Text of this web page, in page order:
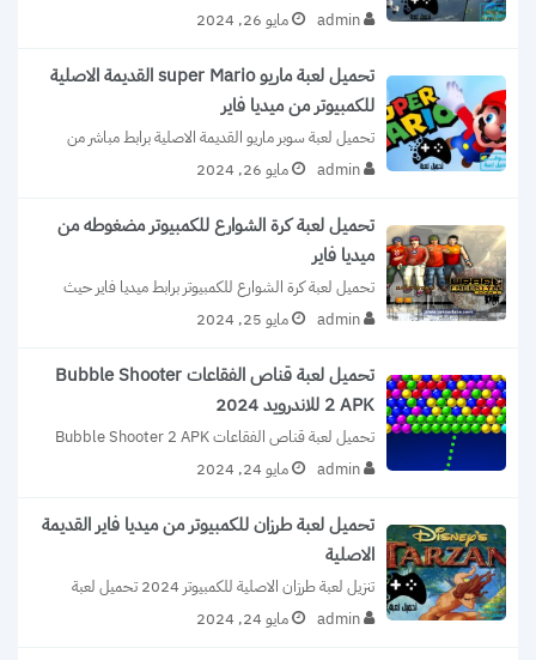
مباشر الاصدار الاخير مجانا خفيفة...
admin مايو 26, 2024
تحميل لعبة ماريو super Mario القديمة الاصلية
للكمبيوتر من ميديا فاير
ميديا فاير مضغوطة بحجم صغير...
admin مايو 26, 2024
تحميل لعبة كرة الشوارع للكمبيوتر مضغوطه من
ميديا فاير
نستعرض معكم الان واحده من...
admin مايو 25, 2024
تحميل لعبة قناص الفقاعات Bubble Shooter
2 APK للاندرويد 2024
للاندرويد 2024 قناص الفقاعات 2 هي...
admin مايو 24, 2024
تحميل لعبة طرزان للكمبيوتر من ميديا فاير القديمة
الاصلية
طرزان للكمبيوتر من ميديا فاير الأصلية القديمة...
admin مايو 24, 2024